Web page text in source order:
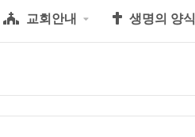
교회안내 생명의 양식